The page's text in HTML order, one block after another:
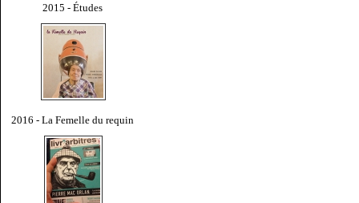
2015 - Études
2016 - La Femelle du requin